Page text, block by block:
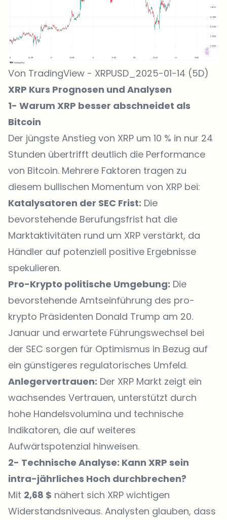
Von TradingView - XRPUSD_2025-01-14 (5D)
XRP Kurs Prognosen und Analysen
1- Warum XRP besser abschneidet als
Bitcoin
Der jüngste Anstieg von XRP um 10 % in nur 24
Stunden übertrifft deutlich die Performance
von Bitcoin. Mehrere Faktoren tragen zu
diesem bullischen Momentum von XRP bei:
Katalysatoren der SEC Frist: Die
bevorstehende Berufungsfrist hat die
Marktaktivitäten rund um XRP verstärkt, da
Händler auf potenziell positive Ergebnisse
spekulieren.
Pro-Krypto politische Umgebung: Die
bevorstehende Amtseinführung des pro-
krypto Präsidenten Donald Trump am 20.
Januar und erwartete Führungswechsel bei
der SEC sorgen für Optimismus in Bezug auf
ein günstigeres regulatorisches Umfeld.
Anlegervertrauen: Der XRP Markt zeigt ein
wachsendes Vertrauen, unterstützt durch
hohe Handelsvolumina und technische
Indikatoren, die auf weiteres
Aufwärtspotenzial hinweisen.
2- Technische Analyse: Kann XRP sein
intra-jährliches Hoch durchbrechen?
Mit 2,68 $ nähert sich XRP wichtigen
Widerstandsniveaus. Analysten glauben, dass